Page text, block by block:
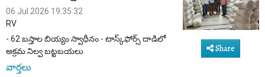
06 Jul 2026 19:35:32
RV
- 62 బస్తాల బియ్యం స్వాధీనం - టాస్క్‌ఫోర్స్ దాడిలో
అక్రమ నిల్వ బట్టబయలు
వార్తలు
Share